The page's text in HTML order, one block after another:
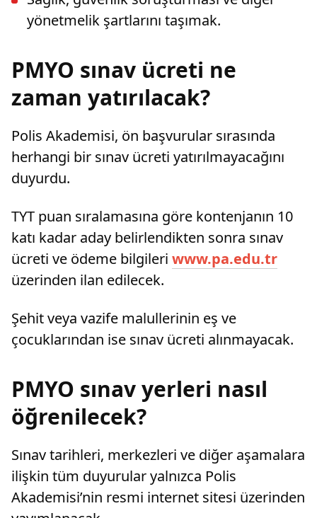
yönetmelik şartlarını taşımak.
PMYO sınav ücreti ne
zaman yatırılacak?
Polis Akademisi, ön başvurular sırasında
herhangi bir sınav ücreti yatırılmayacağını
duyurdu.
TYT puan sıralamasına göre kontenjanın 10
katı kadar aday belirlendikten sonra sınav
ücreti ve ödeme bilgileri www.pa.edu.tr
üzerinden ilan edilecek.
Şehit veya vazife malullerinin eş ve
çocuklarından ise sınav ücreti alınmayacak.
PMYO sınav yerleri nasıl
öğrenilecek?
Sınav tarihleri, merkezleri ve diğer aşamalara
ilişkin tüm duyurular yalnızca Polis
Akademisi’nin resmi internet sitesi üzerinden